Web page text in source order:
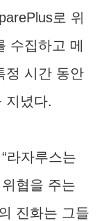
로 위
수집하고 메
정 시간 동안
지녔다.
라자루스는
협을 주는
진화는 그들